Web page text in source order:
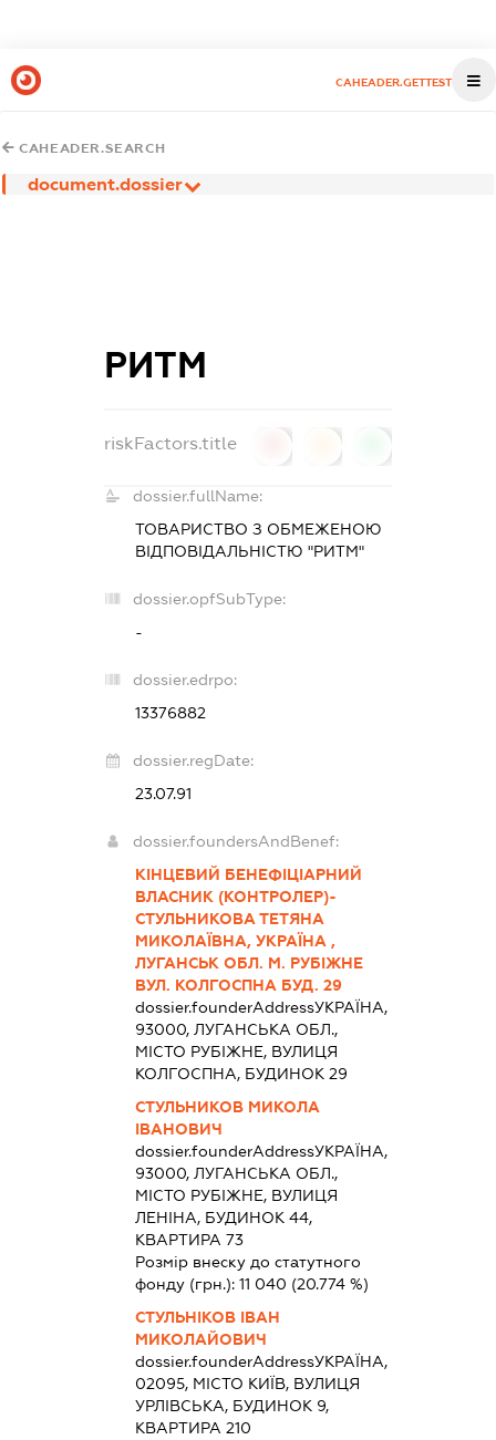
CAHEADER.GETTEST
CAHEADER.SEARCH
document.dossier
РИТМ
riskFactors.title
dossier.fullName:
ТОВАРИСТВО З ОБМЕЖЕНОЮ
ВІДПОВІДАЛЬНІСТЮ "РИТМ"
dossier.opfSubType:
-
dossier.edrpo:
13376882
dossier.regDate:
23.07.91
dossier.foundersAndBenef:
КІНЦЕВИЙ БЕНЕФІЦІАРНИЙ
ВЛАСНИК (КОНТРОЛЕР)-
СТУЛЬНИКОВА ТЕТЯНА
МИКОЛАЇВНА, УКРАЇНА ,
ЛУГАНСЬК ОБЛ. М. РУБІЖНЕ
ВУЛ. КОЛГОСПНА БУД. 29
dossier.founderAddressУКРАЇНА,
93000, ЛУГАНСЬКА ОБЛ.,
МІСТО РУБІЖНЕ, ВУЛИЦЯ
КОЛГОСПНА, БУДИНОК 29
СТУЛЬНИКОВ МИКОЛА
ІВАНОВИЧ
dossier.founderAddressУКРАЇНА,
93000, ЛУГАНСЬКА ОБЛ.,
МІСТО РУБІЖНЕ, ВУЛИЦЯ
ЛЕНІНА, БУДИНОК 44,
КВАРТИРА 73
Розмір внеску до статутного
фонду (грн.):11 040 (20.774 %)
СТУЛЬНІКОВ ІВАН
МИКОЛАЙОВИЧ
dossier.founderAddressУКРАЇНА,
02095, МІСТО КИЇВ, ВУЛИЦЯ
УРЛІВСЬКА, БУДИНОК 9,
КВАРТИРА 210